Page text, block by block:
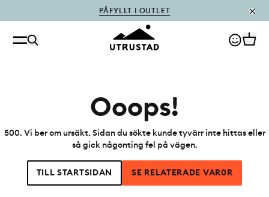
PÅFYLLT I OUTLET
Ooops!
500. Vi ber om ursäkt. Sidan du sökte kunde tyvärr inte hittas eller
så gick någonting fel på vägen.
TILL STARTSIDAN SE RELATERADE VAR0R